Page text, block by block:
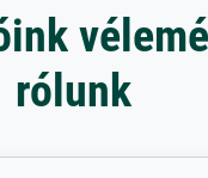
rólunk